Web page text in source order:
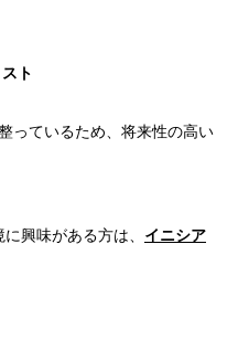
ト
っているため、将来性の高い
興味がある方は、 イニシア